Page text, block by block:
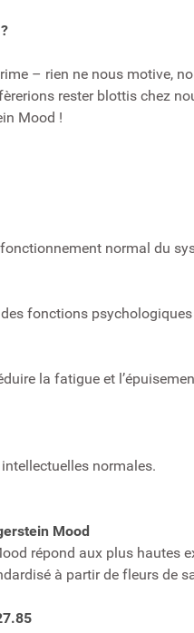
– rien ne nous motive,
rester blottis chez
Mood !
normal du
fonctions
la fatigue et
normales.
Mood
répond aux plus hautes
à partir de fleurs de